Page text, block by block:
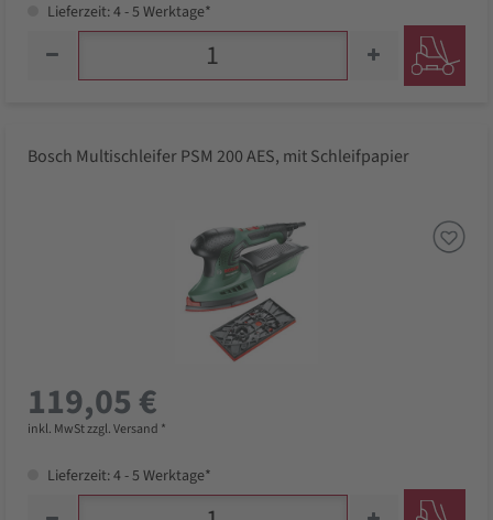
Lieferzeit: 4 - 5 Werktage*
Bosch Multischleifer PSM 200 AES, mit Schleifpapier
119,05 €
inkl. MwSt zzgl. Versand *
Lieferzeit: 4 - 5 Werktage*